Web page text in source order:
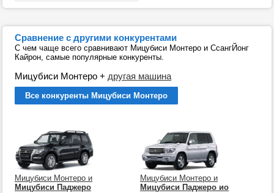
Сравнение с другими конкурентами
С чем чаще всего сравнивают Мицубиси Монтеро и СсангЙонг
Кайрон, самые популярные конкуренты.
Мицубиси Монтеро + другая машина
Все конкуренты Мицубиси Монтеро
Мицубиси Монтеро и
Мицубиси Паджеро
Мицубиси Монтеро и
Мицубиси Паджеро ио